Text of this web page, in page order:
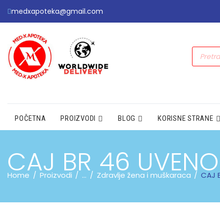
medxapoteka@gmail.com
POČETNA PROIZVODI BLOG KORISNE STRANE
CAJ BR 46
Home Proizvodi ... Zdravlje žena i muškaraca CAJ